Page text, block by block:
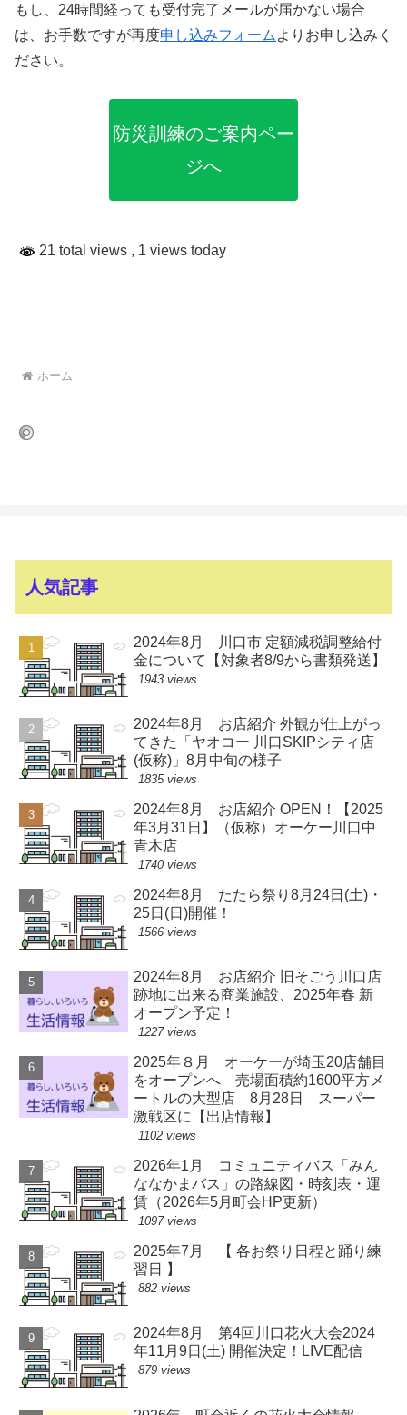
もし、24時間経っても受付完了メールが届かない場合
は、お手数ですが再度申し込みフォーム よりお申し込みく
ださい。
防災訓練のご案内ペー
ジへ
21 total views , 1 views today
ホーム
人気記事
2024年8月 川口市 定額減税調整給付
金について【対象者8/9から書類発送】
1943 views
2024年8月 お店紹介 外観が仕上がっ
てきた「ヤオコー 川口SKIPシティ店
(仮称)」8月中旬の様子
1835 views
2024年8月 お店紹介 OPEN！【2025
年3月31日】（仮称）オーケー川口中
青木店
1740 views
2024年8月 たたら祭り8月24日(土)・
25日(日)開催！
1566 views
2024年8月 お店紹介 旧そごう川口店
跡地に出来る商業施設、2025年春 新
オープン予定！
1227 views
2025年８月 オーケーが埼玉20店舗目
をオープンへ 売場面積約1600平方メ
ートルの大型店 8月28日 スーパー
激戦区に【出店情報】
1102 views
2026年1月 コミュニティバス「みん
ななかまバス」の路線図・時刻表・運
賃（2026年5月町会HP更新）
1097 views
2025年7月 【 各お祭り日程と踊り練
習日 】
882 views
2024年8月 第4回川口花火大会2024
年11月9日(土) 開催決定！LIVE配信
879 views